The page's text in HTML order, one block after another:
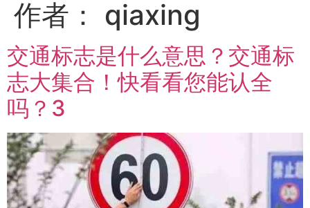
作者： qiaxing
交通标志是什么意思？交通标
志大集合！快看看您能认全
吗？3